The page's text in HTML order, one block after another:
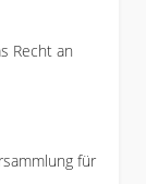
Recht an
für